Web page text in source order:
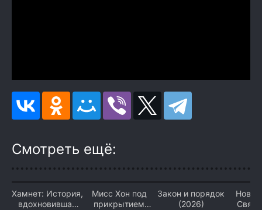
Смотреть ещё:
Хамнет: История,
вдохновившая
Мисс Хон под
прикрытием
Закон и порядок
(2026)